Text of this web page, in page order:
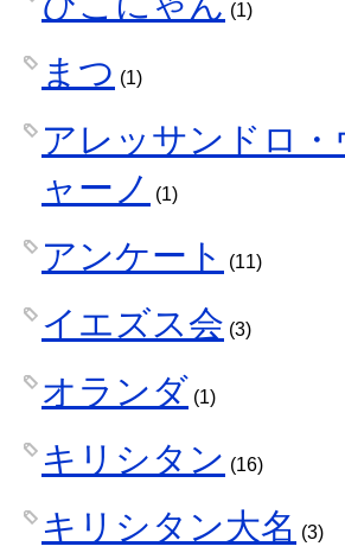
(1)
まつ (1)
アレッサンドロ・
ャーノ
(1)
アンケート (11)
イエズス会 (3)
オランダ (1)
キリシタン (16)
キリシタン大名 (3)